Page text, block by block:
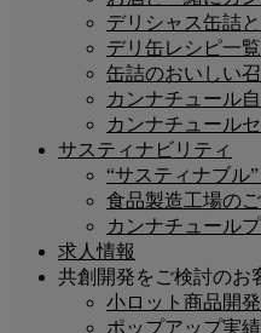
デリシャス缶詰
デリ缶レシピ一覧
缶詰のおいしい
カンナチュール
カンナチュール
サスティナビリティ
“サスティナブル
食品製造工場の
カンナチュール
求人情報
共創開発をご検討のお
小ロット商品開
ポップアップ実